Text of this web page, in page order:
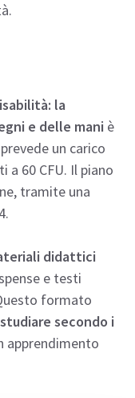
la
e delle mani è
un carico
60 CFU. Il piano
tramite una
didattici
e testi
formato
secondo i
apprendimento